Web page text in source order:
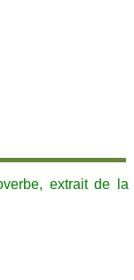
extrait de la